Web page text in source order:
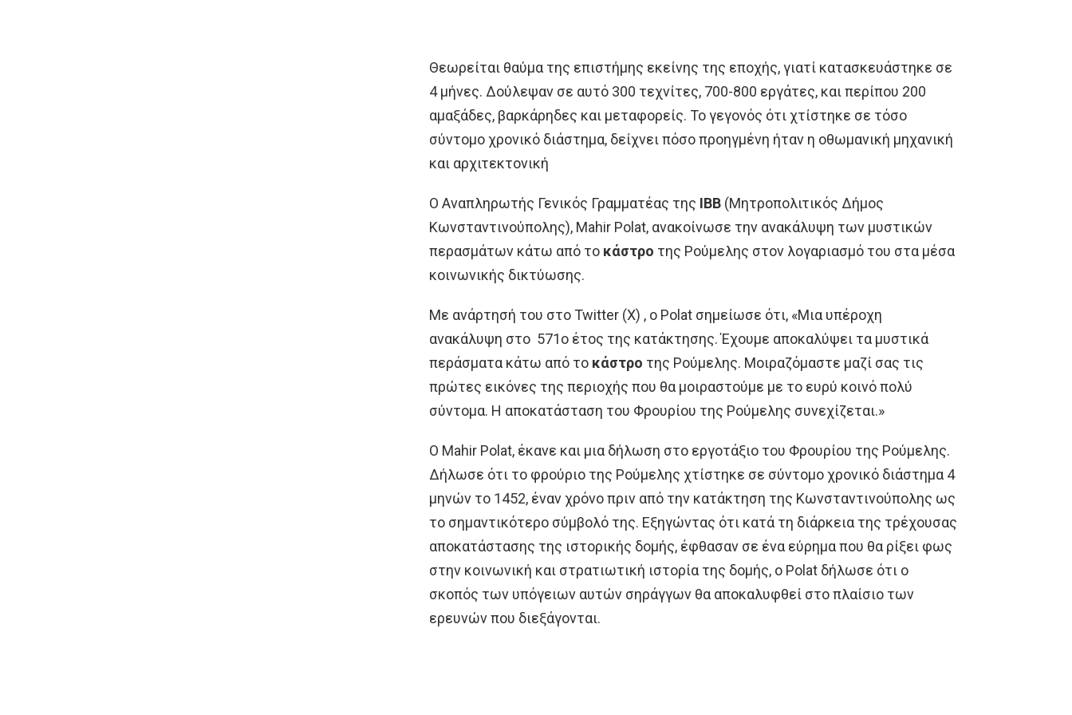
Θεωρείται θαύμα της επιστήμης εκείνης της εποχής, γιατί κατασκευάστηκε σε
4 μήνες. Δούλεψαν σε αυτό 300 τεχνίτες, 700-800 εργάτες, και περίπου 200
αμαξάδες, βαρκάρηδες και μεταφορείς. Το γεγονός ότι χτίστηκε σε τόσο
σύντομο χρονικό διάστημα, δείχνει πόσο προηγμένη ήταν η οθωμανική μηχανική
και αρχιτεκτονική
Ο Αναπληρωτής Γενικός Γραμματέας της IBB (Μητροπολιτικός Δήμος
Κωνσταντινούπολης), Mahir Polat, ανακοίνωσε την ανακάλυψη των μυστικών
περασμάτων κάτω από το κάστρο της Ρούμελης στον λογαριασμό του στα μέσα
κοινωνικής δικτύωσης.
Με ανάρτησή του στο Twitter (Χ) , ο Polat σημείωσε ότι, «Μια υπέροχη
ανακάλυψη στο 571ο έτος της κατάκτησης. Έχουμε αποκαλύψει τα μυστικά
περάσματα κάτω από το κάστρο της Ρούμελης. Μοιραζόμαστε μαζί σας τις
πρώτες εικόνες της περιοχής που θα μοιραστούμε με το ευρύ κοινό πολύ
σύντομα. Η αποκατάσταση του Φρουρίου της Ρούμελης συνεχίζεται.»
Ο Mahir Polat, έκανε και μια δήλωση στο εργοτάξιο του Φρουρίου της Ρούμελης.
Δήλωσε ότι το φρούριο της Ρούμελης χτίστηκε σε σύντομο χρονικό διάστημα 4
μηνών το 1452, έναν χρόνο πριν από την κατάκτηση της Κωνσταντινούπολης ως
το σημαντικότερο σύμβολό της. Εξηγώντας ότι κατά τη διάρκεια της τρέχουσας
αποκατάστασης της ιστορικής δομής, έφθασαν σε ένα εύρημα που θα ρίξει φως
στην κοινωνική και στρατιωτική ιστορία της δομής, ο Polat δήλωσε ότι ο
σκοπός των υπόγειων αυτών σηράγγων θα αποκαλυφθεί στο πλαίσιο των
ερευνών που διεξάγονται.